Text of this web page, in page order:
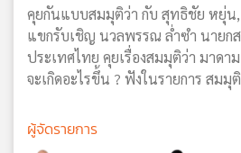
คุยกันแบบสมมุติว่า กับ สุทธิชัย หยุ่น
แขกรับเชิญ นวลพรรณ ล่ำซำ นาย
ประเทศไทย คุยเรื่องสมมุติว่า มาด
จะเกิดอะไรขึ้น ? ฟังในรายการ สม
ผู้จัดรายการ